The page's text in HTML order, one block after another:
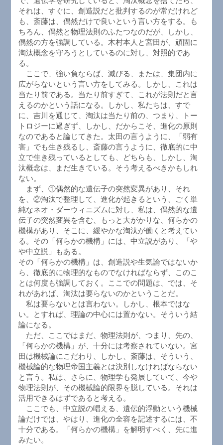
それは、すぐに、創造説だと批判するのが常だけれど
も、斎藤は、偶然だけで良いという言い方をする。も
ちろん、偶然と物理法則のふたつなのだが、しかし、
偶然の方を強調している。木村本人と宮田が、頑固に
淘汰概念を守ろうとしているのに対し、対照的であ
る。
ここで、強い負ならば、滅びる、または、集団内に
広がらないという言い方をしてみる。しかし、これは
当たり前である。当たり前すぎて、これが法則だと言
えるのかという話になる。しかし、私たちは、すで
に、吉川を通じて、淘汰は当たり前の、つまり、トー
トロジーに過ぎず、しかし、だからこそ、進化の原則
なのであると論じてきた。太田の言うように、「弱有
害」でも生き残るし、斎藤の言うように、徹底的に中
立で生き残っているとしても、どちらも、しかし、淘
汰概念は、まだ生きている。そう考えるべきかもしれ
ない。
まず、①偶然的な遺伝子の突然変異があり、それ
を、②淘汰で整理して、進化が起きるという、ごく単
純なネオ・ダーウィニズムに対し、私は、偶然的な遺
伝子の突然変異を含む、もっと大がかりな、何らかの
機構があり、そこに、緩やかな淘汰が働くと考えてい
る。その「何らかの機構」には、中立説があり、「や
や中立説」もある。
その「何らかの機構」は、創造説や生気論ではないか
ら、徹底的に物理的なものでなければならず、このこ
とは何度も強調しておく。ここでの問題は、では、そ
れがあれば、淘汰は要らないのかということだ。
私は要らないとは言わない。しかし、根本ではな
い。とすれば、理論の中心には置かない。そういう結
論になる。
ただ、ここではまだ、物理法則が、つまり、先の、
「何らかの機構」が、十分には考察されていない。宮
田は機械論にこだわり、しかし、斎藤は、そういう、
機械論的な物理帝国主義とは決別しなければならない
と言う。私は、さらに、物理学も発展していて、今や
物理法則が、その機械論的限界を脱している。それは
活用できるはずであると考える。
ここでも、中立説の唱える、遺伝的浮動という機械
論だけでは、やはり、進化の全容を記述するには、不
十分である。「何らかの機構」を解明すべく、先に進
みたい。